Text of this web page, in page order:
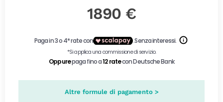
1890 €
Altre formule di pagamento >